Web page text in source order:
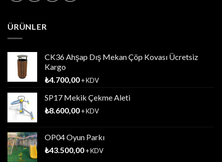
ÜRÜNLER
CK36 Ahşap Dış Mekan Çöp Kovası Ücretsiz
Kargo
₺4.700,00+ KDV
SP17 Mekik Çekme Aleti
₺8.600,00+ KDV
OP04 Oyun Parkı
₺43.500,00+ KDV